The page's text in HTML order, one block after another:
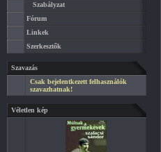
Szabályzat
Fórum
Linkek
Szerkesztők
Szavazás
Csak bejelentkezett felhasználók
szavazhatnak!
Véletlen kép